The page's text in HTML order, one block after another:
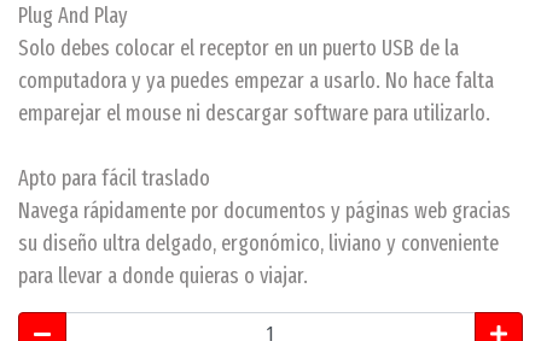
Plug And Play
Solo debes colocar el receptor en un puerto USB de la
computadora y ya puedes empezar a usarlo. No hace falta
emparejar el mouse ni descargar software para utilizarlo.
Apto para fácil traslado
Navega rápidamente por documentos y páginas web gracias
su diseño ultra delgado, ergonómico, liviano y conveniente
para llevar a donde quieras o viajar.